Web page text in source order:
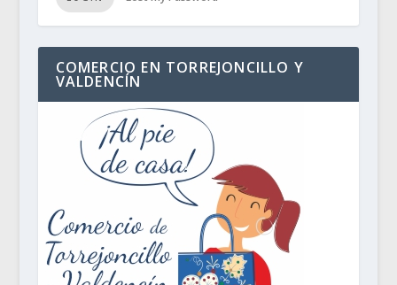
COMERCIO EN TORREJONCILLO Y
VALDENCÍN